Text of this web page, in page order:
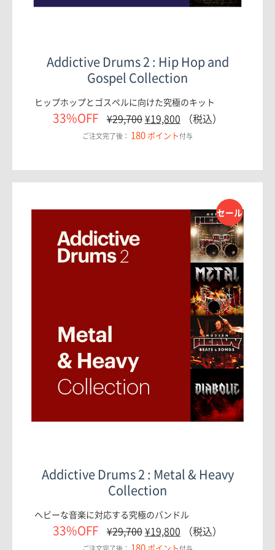
Addictive Drums 2 : Hip Hop and
Gospel Collection
ヒップホップとゴスペルに向けた究極のキット
33%OFF ¥29,700¥19,800 （税込）
ご注文完了後： 180 ポイント付与
セール
Addictive Drums 2 : Metal & Heavy
Collection
ヘビーな音楽に対応する究極のバンドル
33%OFF ¥29,700¥19,800 （税込）
ポイント